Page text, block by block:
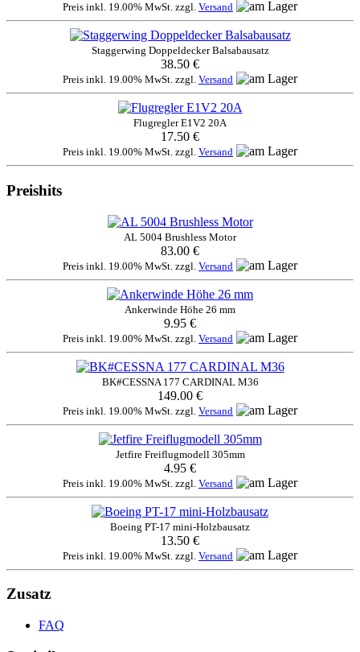
Preis inkl. 19.00% MwSt. zzgl. Versand
Staggerwing Doppeldecker Balsabausatz
38.50 €
Preis inkl. 19.00% MwSt. zzgl. Versand
Flugregler E1V2 20A
17.50 €
Preis inkl. 19.00% MwSt. zzgl. Versand
Preishits
AL 5004 Brushless Motor
83.00 €
Preis inkl. 19.00% MwSt. zzgl. Versand
Ankerwinde Höhe 26 mm
9.95 €
Preis inkl. 19.00% MwSt. zzgl. Versand
BK#CESSNA 177 CARDINAL M36
149.00 €
Preis inkl. 19.00% MwSt. zzgl. Versand
Jetfire Freiflugmodell 305mm
4.95 €
Preis inkl. 19.00% MwSt. zzgl. Versand
Boeing PT-17 mini-Holzbausatz
13.50 €
Preis inkl. 19.00% MwSt. zzgl. Versand
Zusatz
FAQ